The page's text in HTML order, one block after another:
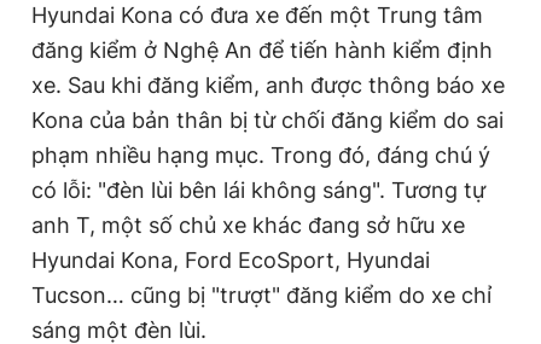
Tổng biên tập: Nguyễn Ngọc Toàn
Phó tổng biên tập thường trực: Hải Thành
Phó tổng biên tập: Lâm Hiếu Dũng
Phó tổng biên tập: Trần Việt Hưng
Tổng thư ký tòa soạn: Đức Trung
Giấy phép xuất bản số 110/GP - BTTTT cấp ngày 24.3.2020
© 2003-2026 Bản quyền thuộc về Báo Thanh Niên. Cấm sao
chép dưới mọi hình thức nếu không có sự chấp thuận bằng văn
bản. Phát triển bởi ePi Technologies, JSC.
Hyundai Kona có đưa xe đến một Trung tâm
đăng kiểm ở Nghệ An để tiến hành kiểm định
xe. Sau khi đăng kiểm, anh được thông báo xe
Kona của bản thân bị từ chối đăng kiểm do sai
phạm nhiều hạng mục. Trong đó, đáng chú ý
có lỗi: "đèn lùi bên lái không sáng". Tương tự
anh T, một số chủ xe khác đang sở hữu xe
Hyundai Kona, Ford EcoSport, Hyundai
Tucson… cũng bị "trượt" đăng kiểm do xe chỉ
sáng một đèn lùi.